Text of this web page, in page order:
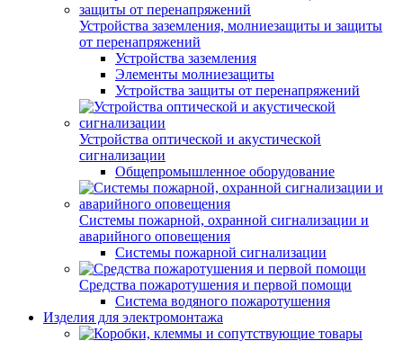
Устройства заземления, молниезащиты и защиты
от перенапряжений
Устройства заземления
Элементы молниезащиты
Устройства защиты от перенапряжений
Устройства оптической и акустической
сигнализации
Общепромышленное оборудование
Системы пожарной, охранной сигнализации и
аварийного оповещения
Системы пожарной сигнализации
Средства пожаротушения и первой помощи
Система водяного пожаротушения
Изделия для электромонтажа